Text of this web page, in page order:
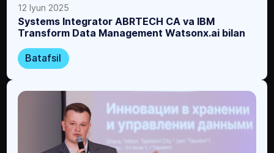
12 Iyun 2025
Systems Integrator ABRTECH CA va IBM
Transform Data Management Watsonx.ai bilan
Batafsil